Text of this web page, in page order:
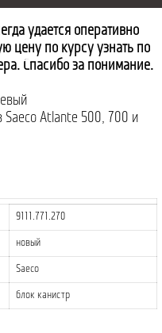
удается оперативно
цену по курсу узнать по
Спасибо за понимание.
Saeco Atlante 500, 700 и
9111.771.270
новый
Saeco
блок канистр